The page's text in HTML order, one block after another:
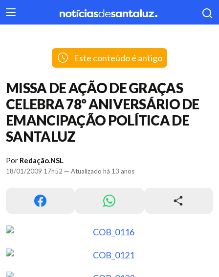
404
Este conteúdo é antigo
MISSA DE AÇÃO DE GRAÇAS
CELEBRA 78º ANIVERSÁRIO DE
EMANCIPAÇÃO POLÍTICA DE
SANTALUZ
Por Redação.NSL
18/01/2009 17h52 — Atualizado há 13 anos